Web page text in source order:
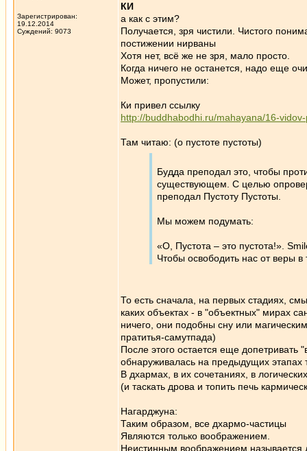
Зарегистрирован:
19.12.2014
Суждений: 9073
КИ
а как с этим?
Получается, зря чистили. Чистого
постижении нирваны
Хотя нет, всё же не зря, мало просто.
Когда ничего не останется, надо еще
Может, пропустили:
Ки привел ссылку
http://buddhabodhi.ru/mahayana/16-
Там читаю: (о пустоте пустоты)
Будда преподал это, чтобы
существующем. С целью
преподал Пустоту Пустоты.
Мы можем подумать:
«О, Пустота – это пустота!».
Чтобы освободить нас от веры в
То есть сначала, на первых стадиях,
каких объектах - в "объектных" мирах
ничего, они подобны сну или
пратитья-самутпада)
После этого остается еще допетривать
обнаруживалась на предыдущих этапах
В дхармах, в их сочетаниях, в
(и таскать дрова и топить печь
Нагарджуна:
Таким образом, все дхармо-частицы
Являются только воображением.
Неистинным воображением называется